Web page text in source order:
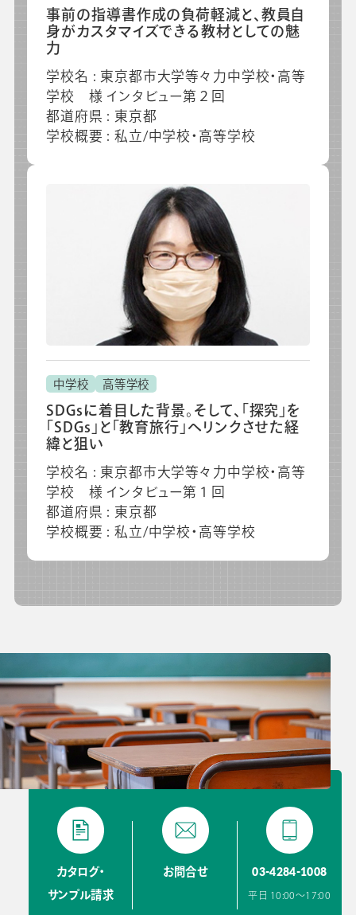
事前の指導書作成の負荷軽減と、教員自
身がカスタマイズできる教材としての魅
力
学校名 : 東京都市大学等々力中学校・高等
学校 様 インタビュー第２回
都道府県 : 東京都
学校概要 : 私立/中学校・高等学校
中学校 高等学校
SDGsに着目した背景。そして、「探究」を
「SDGs」と「教育旅行」へリンクさせた経
緯と狙い
学校名 : 東京都市大学等々力中学校・高等
学校 様 インタビュー第１回
都道府県 : 東京都
学校概要 : 私立/中学校・高等学校
カタログ・
サンプル請求
お問合せ 03-4284-1008
平日 10:00〜17:00